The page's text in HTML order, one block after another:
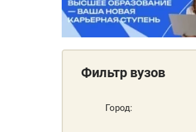
Фильтр вузов
Город: